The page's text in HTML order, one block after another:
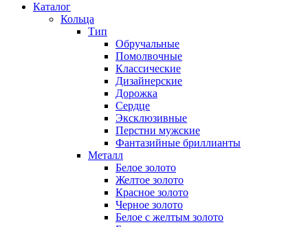
Каталог
Кольца
Тип
Обручальные
Помолвочные
Классические
Дизайнерские
Дорожка
Сердце
Эксклюзивные
Перстни мужские
Фантазийные бриллианты
Металл
Белое золото
Желтое золото
Красное золото
Черное золото
Белое с желтым золото